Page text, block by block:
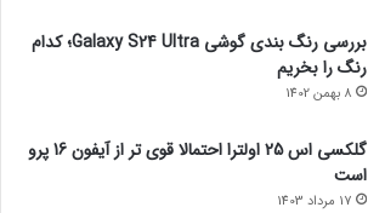
بررسی رنگ بندی گوشی Galaxy S24 Ultra؛ کدام
رنگ را بخریم
8 بهمن 1402
گلکسی اس 25 اولترا احتمالا قوی تر از آیفون 16 پرو
است
17 مرداد 1403